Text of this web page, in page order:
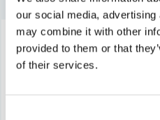
our social media,
may combine it with other
provided to them or that
of their services.
Ja, ni får publicera min
-16%